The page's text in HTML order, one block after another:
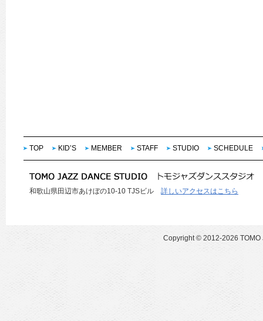
TOP KID’S MEMBER STAFF STUDIO SCHEDULE
和歌山県田辺市あけぼの10-10 TJSビル 詳しいアクセスはこちら
Copyright © 2012-2026 TOMO